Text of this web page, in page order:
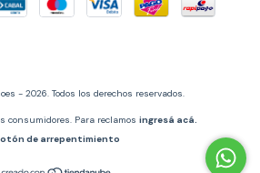
- 2026. Todos los derechos reservados.
consumidores. Para reclamos ingresá acá.
de arrepentimiento